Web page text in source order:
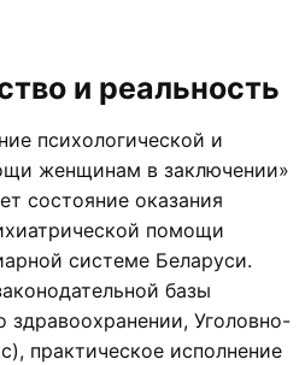
и реальность
психологической и
женщинам в заключении»
состояние оказания
помощи
системе Беларуси.
базы
здравоохранении, Уголовно-
практическое исполнение